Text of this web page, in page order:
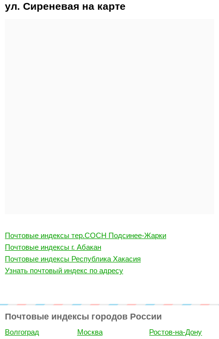
ул. Сиреневая на карте
Почтовые индексы тер.СОСН Подсинее-Жарки
Почтовые индексы г. Абакан
Почтовые индексы Республика Хакасия
Узнать почтовый индекс по адресу
Почтовые индексы городов России
Волгоград
Москва
Ростов-на-Дону